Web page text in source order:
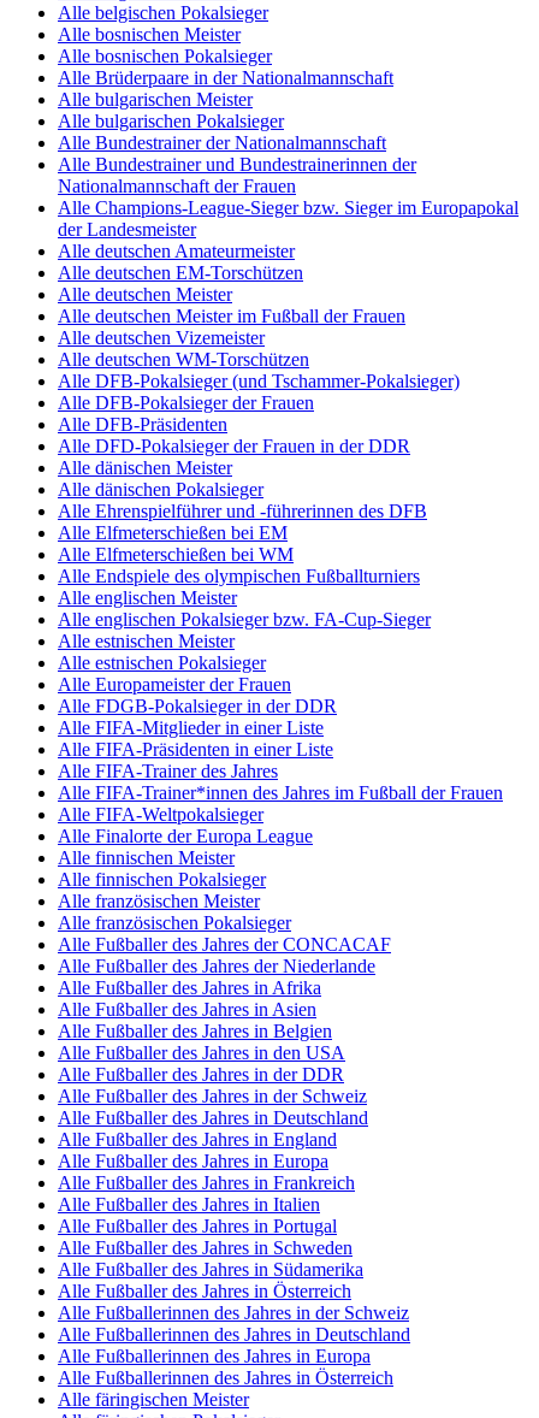
Alle belgischen Pokalsieger
Alle bosnischen Meister
Alle bosnischen Pokalsieger
Alle Brüderpaare in der Nationalmannschaft
Alle bulgarischen Meister
Alle bulgarischen Pokalsieger
Alle Bundestrainer der Nationalmannschaft
Alle Bundestrainer und Bundestrainerinnen der
Nationalmannschaft der Frauen
Alle Champions-League-Sieger bzw. Sieger im Europapokal
der Landesmeister
Alle deutschen Amateurmeister
Alle deutschen EM-Torschützen
Alle deutschen Meister
Alle deutschen Meister im Fußball der Frauen
Alle deutschen Vizemeister
Alle deutschen WM-Torschützen
Alle DFB-Pokalsieger (und Tschammer-Pokalsieger)
Alle DFB-Pokalsieger der Frauen
Alle DFB-Präsidenten
Alle DFD-Pokalsieger der Frauen in der DDR
Alle dänischen Meister
Alle dänischen Pokalsieger
Alle Ehrenspielführer und -führerinnen des DFB
Alle Elfmeterschießen bei EM
Alle Elfmeterschießen bei WM
Alle Endspiele des olympischen Fußballturniers
Alle englischen Meister
Alle englischen Pokalsieger bzw. FA-Cup-Sieger
Alle estnischen Meister
Alle estnischen Pokalsieger
Alle Europameister der Frauen
Alle FDGB-Pokalsieger in der DDR
Alle FIFA-Mitglieder in einer Liste
Alle FIFA-Präsidenten in einer Liste
Alle FIFA-Trainer des Jahres
Alle FIFA-Trainer*innen des Jahres im Fußball der Frauen
Alle FIFA-Weltpokalsieger
Alle Finalorte der Europa League
Alle finnischen Meister
Alle finnischen Pokalsieger
Alle französischen Meister
Alle französischen Pokalsieger
Alle Fußballer des Jahres der CONCACAF
Alle Fußballer des Jahres der Niederlande
Alle Fußballer des Jahres in Afrika
Alle Fußballer des Jahres in Asien
Alle Fußballer des Jahres in Belgien
Alle Fußballer des Jahres in den USA
Alle Fußballer des Jahres in der DDR
Alle Fußballer des Jahres in der Schweiz
Alle Fußballer des Jahres in Deutschland
Alle Fußballer des Jahres in England
Alle Fußballer des Jahres in Europa
Alle Fußballer des Jahres in Frankreich
Alle Fußballer des Jahres in Italien
Alle Fußballer des Jahres in Portugal
Alle Fußballer des Jahres in Schweden
Alle Fußballer des Jahres in Südamerika
Alle Fußballer des Jahres in Österreich
Alle Fußballerinnen des Jahres in der Schweiz
Alle Fußballerinnen des Jahres in Deutschland
Alle Fußballerinnen des Jahres in Europa
Alle Fußballerinnen des Jahres in Österreich
Alle färingischen Meister